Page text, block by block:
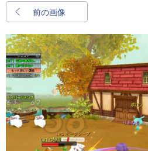
前の画像